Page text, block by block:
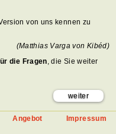
von uns kennen zu
(Matthias Varga von Kibéd)
die Fragen, die Sie weiter
weiter
Angebot Impressum